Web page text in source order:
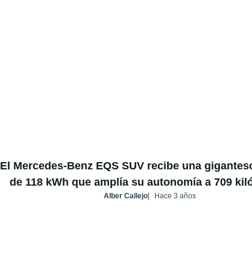
El Mercedes-Benz EQS SUV recibe una
de 118 kWh que amplía su autonomía a 709
Alber Callejo Hace 3 años